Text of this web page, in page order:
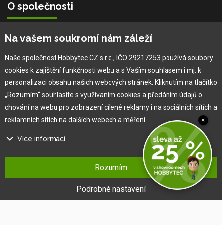
O společnosti
Vlastní výroba
Náš tým
O nás
Pro zákazníka
Obchodní podmínky
Jak na reklamaci
Na vašem soukromí nám záleží
Naše společnost Hobbytec CZ s.r.o., IČO 29217253 používá soubory
cookies k zajištění funkčnosti webu a s Vaším souhlasem i mj. k
personalizaci obsahu našich webových stránek. Kliknutím na tlačítko
„Rozumím“ souhlasíte s využívaním cookies a předáním údajů o
chování na webu pro zobrazení cílené reklamy i na sociálních sítích a
reklamních sítích na dalších webech a měření.
Více informací
Na našem webu používáme několik druhů kategorií cookies:
Ty jsou nezbytně nutné pro fungování webu a jeho funkcí, které se
rozhodnete využívat. Bez nich by náš web nefungoval, např. by nebylo
Rozumím
Podrobné nastavení
×